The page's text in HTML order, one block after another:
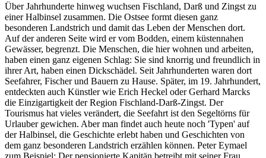
Über Jahrhunderte hinweg wuchsen Fischland, Darß und Zingst zu
einer Halbinsel zusammen. Die Ostsee formt diesen ganz
besonderen Landstrich und damit das Leben der Menschen dort.
Auf der anderen Seite wird er vom Bodden, einem küstennahen
Gewässer, begrenzt. Die Menschen, die hier wohnen und arbeiten,
haben einen ganz eigenen Schlag: Sie sind knorrig und freundlich in
ihrer Art, haben einen Dickschädel. Seit Jahrhunderten waren dort
Seefahrer, Fischer und Bauern zu Hause. Später, im 19. Jahrhundert,
entdeckten auch Künstler wie Erich Heckel oder Gerhard Marcks
die Einzigartigkeit der Region Fischland-Darß-Zingst. Der
Tourismus hat vieles verändert, die Seefahrt ist den Segeltörns für
Urlauber gewichen. Aber man findet auch heute noch 'Typen' auf
der Halbinsel, die Geschichte erlebt haben und Geschichten von
dem ganz besonderen Landstrich erzählen können. Peter Eymael
zum Beispiel: Der pensionierte Kapitän betreibt mit seiner Frau